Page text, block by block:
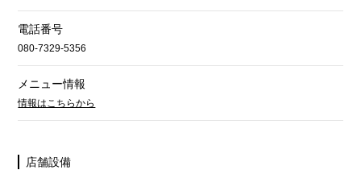
電話番号
080-7329-5356
メニュー情報
情報はこちらから
店舗設備